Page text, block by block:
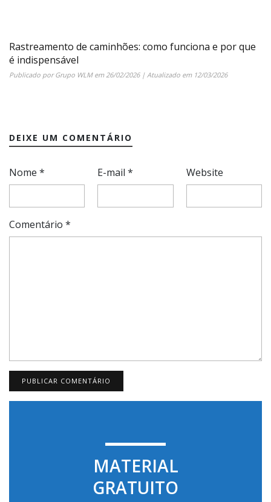
Rastreamento de caminhões: como funciona e por que
é indispensável
Publicado porGrupo WLMem26/02/2026| Atualizado em 12/03/2026
DEIXE UM COMENTÁRIO
Nome * E-mail* Website
Comentário *
MATERIAL
GRATUITO